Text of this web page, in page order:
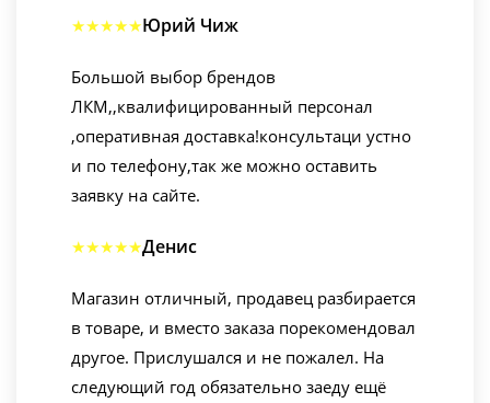
★★★★★Юрий Чиж
Большой выбор брендов
ЛКМ,,квалифицированный персонал
,оперативная доставка!консультаци устно
и по телефону,так же можно оставить
заявку на сайте.
★★★★★Денис
Магазин отличный, продавец разбирается
в товаре, и вместо заказа порекомендовал
другое. Прислушался и не пожалел. На
следующий год обязательно заеду ещё